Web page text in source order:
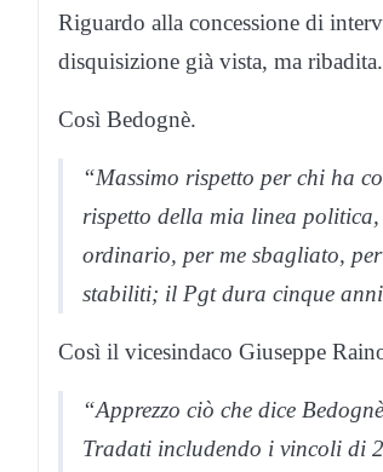
Riguardo alla concessione di
disquisizione già vista, ma ribadita.
Così Bedognè.
“Massimo rispetto per chi ha
rispetto della mia linea
ordinario, per me sbagliato,
stabiliti; il Pgt dura cinque
Così il vicesindaco Giuseppe
“Apprezzo ciò che dice
Tradati includendo i vincoli di